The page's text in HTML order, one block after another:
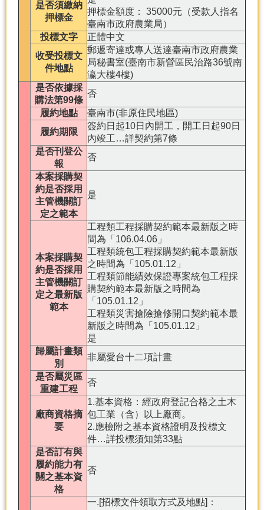
是否須繳納
押標金
押標金額度： 35000元（受款人指名
臺南市政府農業局）
投標文字
正體中文
收受投標文
件地點
郵遞寄達或專人送達臺南市政府農業
局秘書室(臺南市新營區民治路36號南
瀛大樓4樓)
是否依據採
購法第99條
否
履約地點
臺南市(非原住民地區)
履約期限
簽約日起10日內開工，開工日起90日
內竣工…詳契約第7條
是否刊登公
報
否
本案採購契
約是否採用
主管機關訂
定之範本
是
本案採購契
約是否採用
主管機關訂
定之最新版
範本
工程類工程採購契約範本最新版之時
間為「106.04.06」
工程類統包工程採購契約範本最新版
之時間為「105.01.12」
工程類節能績效保證專案統包工程採
購契約範本最新版之時間為
「105.01.12」
工程類災害搶險搶修開口契約範本最
新版之時間為「105.01.12」
是
歸屬計畫類
別
非屬愛台十二項計畫
是否屬災區
重建工程
否
廠商資格摘
要
1.基本資格：經政府登記合格之土木
包工業（含）以上廠商。
2.應檢附之基本資格證明及投標文
件…詳投標須知第33點
是否訂有與
履約能力有
關之基本資
格
否
一.[招標文件領取方式及地點]：